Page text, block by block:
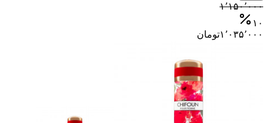
۱٬۱۵۰٬۰۰۰
۱۰
۱٬۰۳۵٬۰۰۰تومان